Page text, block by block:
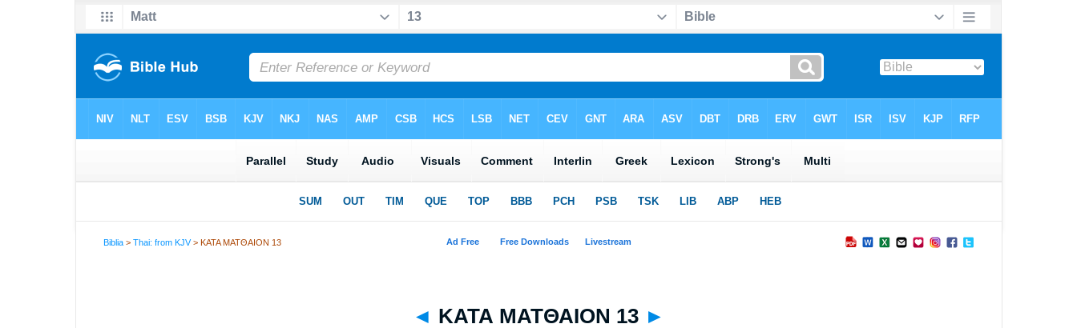
Biblia >Thai: from KJV> ΚΑΤΑ ΜΑΤΘΑΙΟΝ 13
◄ ΚΑΤΑ ΜΑΤΘΑΙΟΝ 13 ►